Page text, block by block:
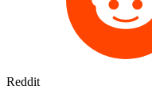
Reddit